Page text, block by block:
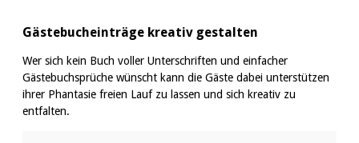
Gästebucheinträge kreativ gestalten
Wer sich kein Buch voller Unterschriften und einfacher
Gästebuchsprüche wünscht kann die Gäste dabei unterstützen
ihrer Phantasie freien Lauf zu lassen und sich kreativ zu
entfalten.